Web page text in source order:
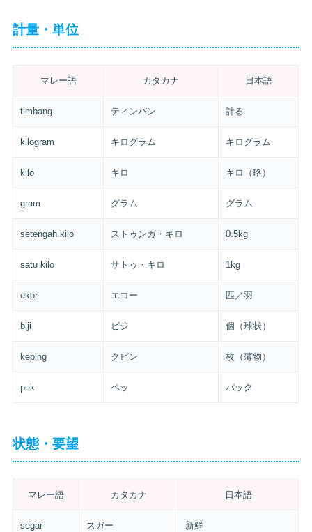
計量・単位
マレー語 カタカナ 日本語
timbang ティンバン 計る
kilogram キログラム キログラム
kilo キロ キロ（略）
gram グラム グラム
setengah kilo ストゥンガ・キロ 0.5kg
satu kilo サトゥ・キロ 1kg
ekor エコー 匹／羽
biji ビジ 個（球状）
keping クピン 枚（薄物）
pek ペッ パック
状態・要望
マレー語 カタカナ 日本語
segar スガー 新鮮